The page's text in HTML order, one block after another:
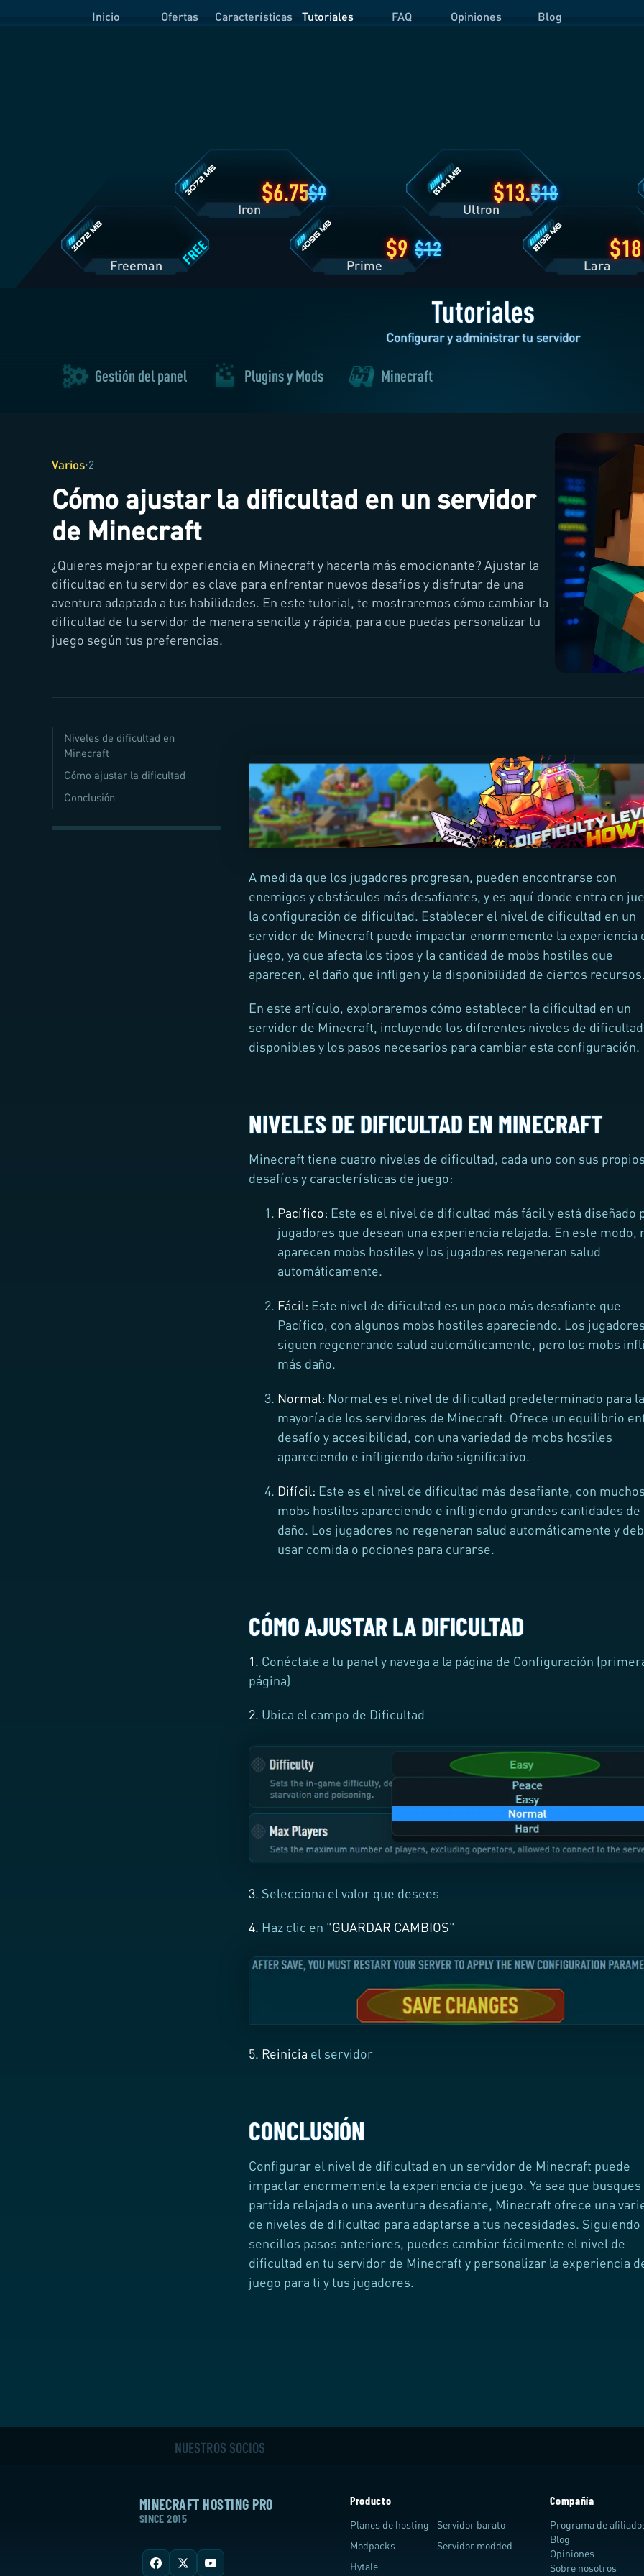
Inicio Ofertas Características Tutoriales FAQ Opiniones Blog
FREE
Freeman
6.75 9
Iron
9 12
Prime
13.518
Ultron
18
Lara
Tutoriales
Configurar y administrar tu servidor
Gestión del panel Plugins y Mods Minecraft
Varios·2
Cómo ajustar la dificultad en un servidor
de Minecraft
¿Quieres mejorar tu experiencia en Minecraft y hacerla más emocionante? Ajustar la
dificultad en tu servidor es clave para enfrentar nuevos desafíos y disfrutar de una
aventura adaptada a tus habilidades. En este tutorial, te mostraremos cómo cambiar la
dificultad de tu servidor de manera sencilla y rápida, para que puedas personalizar tu
juego según tus preferencias.
Niveles de dificultad en
Minecraft
Cómo ajustar la dificultad
Conclusión
A medida que los jugadores progresan, pueden encontrarse con
enemigos y obstáculos más desafiantes, y es aquí donde entra en
la configuración de dificultad. Establecer el nivel de dificultad en un
servidor de Minecraft puede impactar enormemente la experiencia
juego, ya que afecta los tipos y la cantidad de mobs hostiles que
aparecen, el daño que infligen y la disponibilidad de ciertos
En este artículo, exploraremos cómo establecer la dificultad en un
servidor de Minecraft, incluyendo los diferentes niveles de dificultad
disponibles y los pasos necesarios para cambiar esta configuración.
NIVELES DE DIFICULTAD EN MINECRAFT
Minecraft tiene cuatro niveles de dificultad, cada uno con sus
desafíos y características de juego:
Pacífico: Este es el nivel de dificultad más fácil y está diseñado
jugadores que desean una experiencia relajada. En este modo,
aparecen mobs hostiles y los jugadores regeneran salud
automáticamente.
Fácil: Este nivel de dificultad es un poco más desafiante que
Pacífico, con algunos mobs hostiles apareciendo. Los
siguen regenerando salud automáticamente, pero los mobs
más daño.
Normal: Normal es el nivel de dificultad predeterminado para la
mayoría de los servidores de Minecraft. Ofrece un equilibrio
desafío y accesibilidad, con una variedad de mobs hostiles
apareciendo e infligiendo daño significativo.
Difícil: Este es el nivel de dificultad más desafiante, con
mobs hostiles apareciendo e infligiendo grandes cantidades de
daño. Los jugadores no regeneran salud automáticamente y
usar comida o pociones para curarse.
CÓMO AJUSTAR LA DIFICULTAD
1. Conéctate a tu panel y navega a la página de Configuración
página)
2. Ubica el campo de Dificultad
3. Selecciona el valor que desees
4. Haz clic en "GUARDAR CAMBIOS"
5. Reinicia el servidor
CONCLUSIÓN
Configurar el nivel de dificultad en un servidor de Minecraft puede
impactar enormemente la experiencia de juego. Ya sea que busques
partida relajada o una aventura desafiante, Minecraft ofrece una
de niveles de dificultad para adaptarse a tus necesidades. Siguiendo
sencillos pasos anteriores, puedes cambiar fácilmente el nivel de
dificultad en tu servidor de Minecraft y personalizar la experiencia
juego para ti y tus jugadores.
NUESTROS SOCIOS
MINECRAFT HOSTING PRO
SINCE 2015
Producto
Planes de hosting
Modpacks
Hytale
Servidor barato
Servidor modded
Compañía
Programa de
Blog
Opiniones
Sobre nosotros